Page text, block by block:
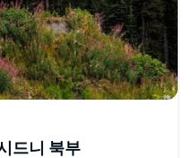
드니 북부